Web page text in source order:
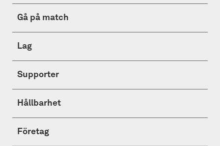
Gå på match
Lag
Supporter
Hållbarhet
Företag